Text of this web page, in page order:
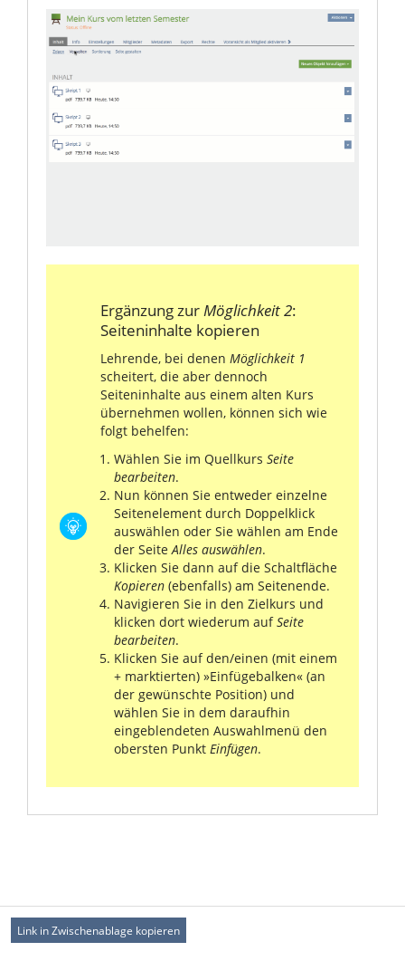
Ergänzung zurMöglichkeit 2:
Seiteninhalte kopieren
Lehrende, bei denen Möglichkeit 1
scheitert, die aber dennoch
Seiteninhalte aus einem alten Kurs
übernehmen wollen, können sich wie
folgt behelfen:
Wählen Sie im Quellkurs Seite
bearbeiten.
Nun können Sie entweder einzelne
Seitenelement durch Doppelklick
auswählen oder Sie wählen am Ende
der SeiteAlles auswählen.
Klicken Sie dann auf die Schaltfläche
Kopieren (ebenfalls) am Seitenende.
Navigieren Sie in den Zielkurs und
klicken dort wiederum aufSeite
bearbeiten.
Klicken Sie auf den/einen (mit einem
+ marktierten) »Einfügebalken« (an
der gewünschte Position) und
wählen Sie in dem daraufhin
eingeblendeten Auswahlmenü den
obersten Punkt Einfügen.
Link in Zwischenablage kopieren